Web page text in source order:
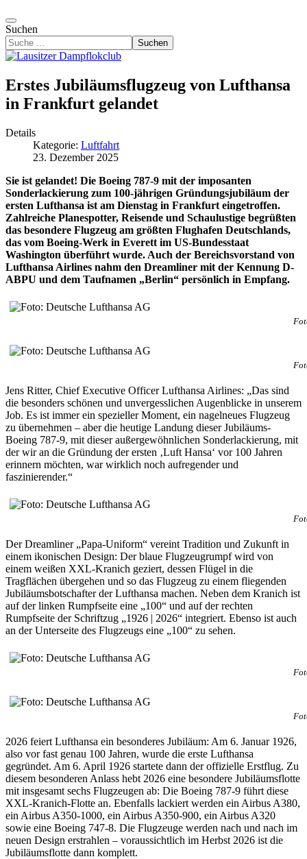
Suchen
Suchen
Erstes Jubiläumsflugzeug von Lufthansa
in Frankfurt gelandet
Details
Kategorie: Luftfahrt
23. Dezember 2025
Sie ist gelandet! Die Boeing 787-9 mit der imposanten
Sonderlackierung zum 100-jährigen Gründungsjubiläum der
ersten Lufthansa ist am Dienstag in Frankfurt eingetroffen.
Zahlreiche Planespotter, Reisende und Schaulustige begrüßten
das besondere Flugzeug am größten Flughafen Deutschlands,
das vom Boeing-Werk in Everett im US-Bundesstaat
Washington überführt wurde. Auch der Bereichsvorstand von
Lufthansa Airlines nahm den Dreamliner mit der Kennung D-
ABPU und dem Taufnamen „Berlin“ persönlich in Empfang.
Jens Ritter, Chief Executive Officer Lufthansa Airlines: „Das sind
die besonders schönen und unvergesslichen Augenblicke in unserem
Job. Es ist immer ein spezieller Moment, ein nagelneues Flugzeug
zu übernehmen – aber die heutige Landung dieser Jubiläums-
Boeing 787-9, mit dieser außergewöhnlichen Sonderlackierung, mit
der wir an die Gründung der ersten ‚Luft Hansa‘ vor 100 Jahren
erinnern möchten, war wirklich noch aufregender und
faszinierender.“
Der Dreamliner „Papa-Uniform“ vereint Tradition und Zukunft in
einem ikonischen Design: Der blaue Flugzeugrumpf wird von
einem weißen XXL-Kranich geziert, dessen Flügel in die
Tragflächen übergehen und so das Flugzeug zu einem fliegenden
Jubiläumsbotschafter der Lufthansa machen. Neben dem Kranich ist
auf der linken Rumpfseite eine „100“ und auf der rechten
Rumpfseite der Schriftzug „1926 | 2026“ integriert. Ebenso ist auch
an der Unterseite des Flugzeugs eine „100“ zu sehen.
2026 feiert Lufthansa ein besonderes Jubiläum: Am 6. Januar 1926,
also vor fast genau 100 Jahren, wurde die erste Lufthansa
gegründet. Am 6. April 1926 startete dann der offizielle Erstflug. Zu
diesem besonderen Anlass hebt 2026 eine besondere Jubiläumsflotte
mit insgesamt sechs Flugzeugen ab: Die Boeing 787-9 führt diese
XXL-Kranich-Flotte an. Ebenfalls lackiert werden ein Airbus A380,
ein Airbus A350-1000, ein Airbus A350-900, ein Airbus A320
sowie eine Boeing 747-8. Die Flugzeuge werden nach und nach im
neuen Design erstrahlen – voraussichtlich im Herbst 2026 ist die
Jubiläumsflotte dann komplett.